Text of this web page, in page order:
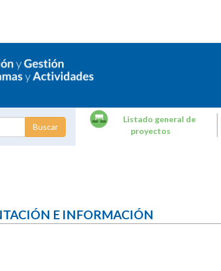
Listado general de
proyectos
E INFORMACIÓN